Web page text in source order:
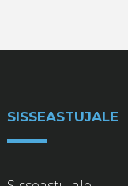
SISSEASTUJALE